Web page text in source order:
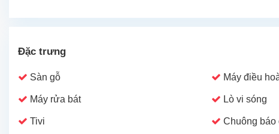
Đặc trưng
Sàn gỗ Máy điều
Máy rửa bát Lò vi sóng
Tivi Chuông báo